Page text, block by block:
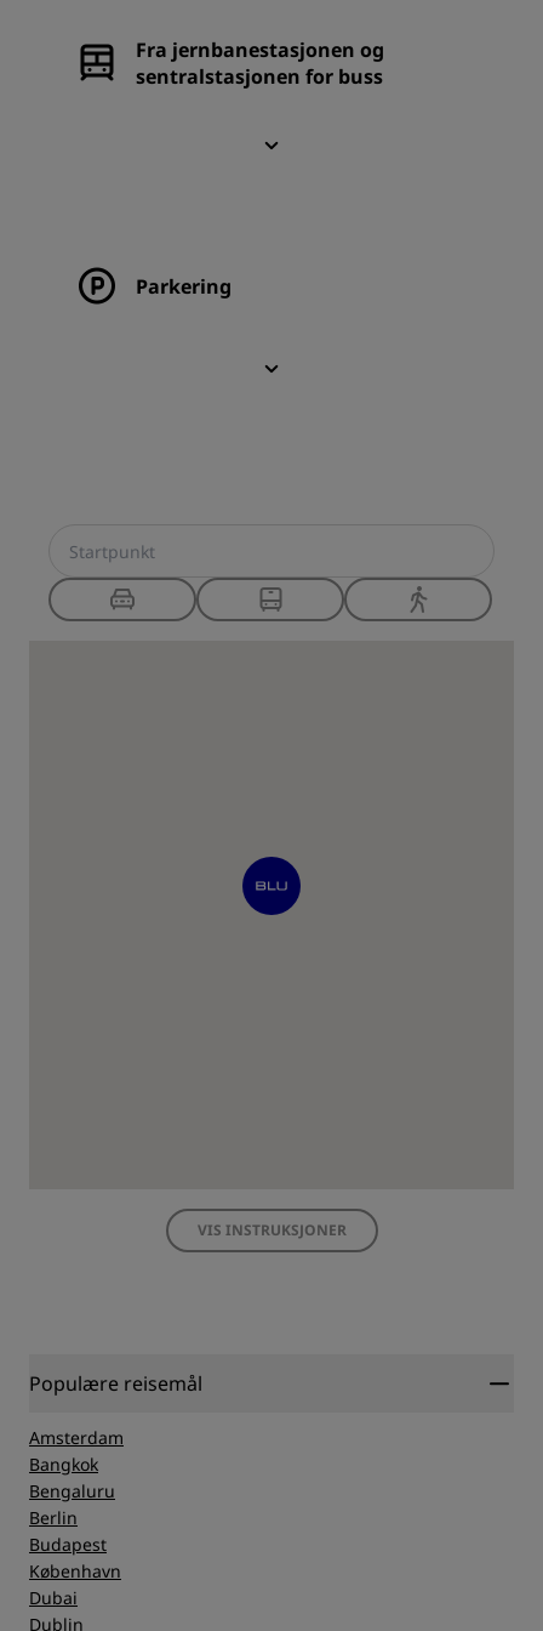
Fra jernbanestasjonen og
sentralstasjonen for buss
Parkering
VIS INSTRUKSJONER
Populære reisemål
Amsterdam
Bangkok
Bengaluru
Berlin
Budapest
København
Dubai
Dublin